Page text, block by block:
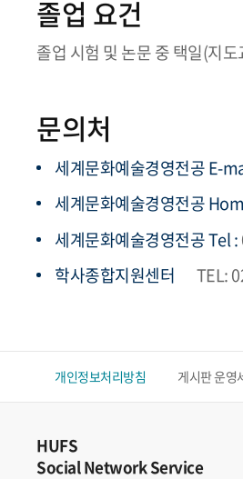
졸업 요건
졸업 시험 및 논문 중 택일(지
문의처
세계문화예술경영전공 E-
세계문화예술경영전공
세계문화예술경영전공 Tel :
학사종합지원센터
TEL:
개인정보처리방침 게시판 운영
HUFS
Social Network Service